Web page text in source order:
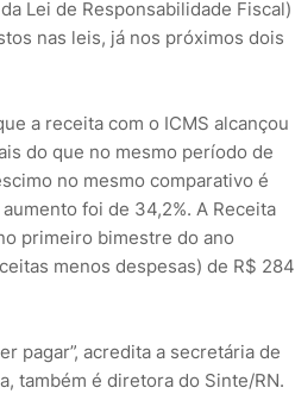
Lei de Responsabilidade Fiscal)
nas leis, já nos próximos dois
a receita com o ICMS alcançou
do que no mesmo período de
no mesmo comparativo é
foi de 34,2%. A Receita
primeiro bimestre do ano
menos despesas) de R$ 284
pagar”, acredita a secretária de
também é diretora do Sinte/RN.